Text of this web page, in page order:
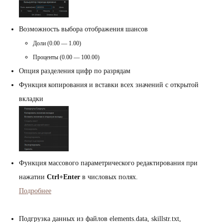
Возможность выбора отображения шансов
Доли (0.00 — 1.00)
Проценты (0.00 — 100.00)
Опция разделения цифр по разрядам
Функция копирования и вставки всех значений с открытой
вкладки
Функция массового параметрического редактирования при
нажатии Ctrl+Enter в числовых полях.
Подробнее
Подгрузка данных из файлов elements.data, skillstr.txt,